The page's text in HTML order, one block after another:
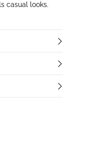
casual looks.